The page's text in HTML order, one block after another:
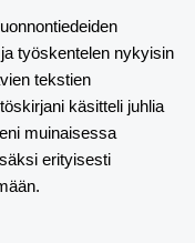
työskentelen nykyisin
tekstien
käsitteli juhlia
muinaisessa
erityisesti